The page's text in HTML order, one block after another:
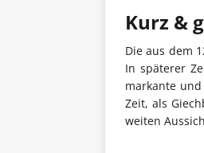
Kurz &
Die aus dem
In späterer
markante
Zeit, als
weiten